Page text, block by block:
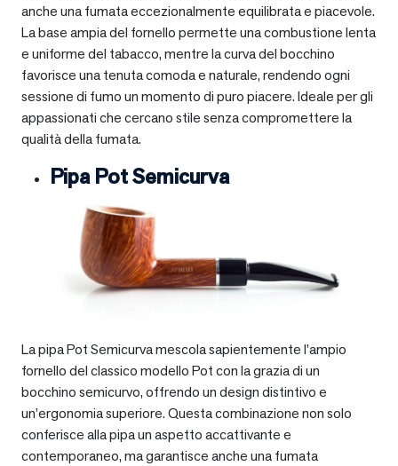
anche una fumata eccezionalmente equilibrata e piacevole.
La base ampia del fornello permette una combustione lenta
e uniforme del tabacco, mentre la curva del bocchino
favorisce una tenuta comoda e naturale, rendendo ogni
sessione di fumo un momento di puro piacere. Ideale per gli
appassionati che cercano stile senza compromettere la
qualità della fumata.
Pipa Pot Semicurva
La pipa Pot Semicurva mescola sapientemente l’ampio
fornello del classico modello Pot con la grazia di un
bocchino semicurvo, offrendo un design distintivo e
un’ergonomia superiore. Questa combinazione non solo
conferisce alla pipa un aspetto accattivante e
contemporaneo, ma garantisce anche una fumata